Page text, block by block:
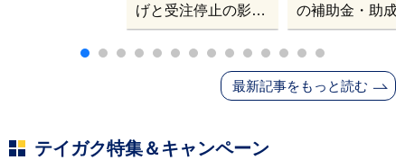
げと受注停止の影響
｜塗料・屋根材・シ
ンナー・断熱材・ル
ーフィングの値上げ
と材料入手困難・出
の補助金・助成
業
最新記事をもっと読む
テイガク特集＆キャンペーン